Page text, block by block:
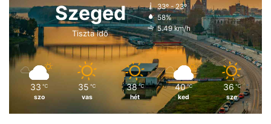
Szeged
Tiszta idő
33º - 23º
58%
5.49 km/h
33 ℃
szo
35 ℃
vas
38 ℃
hét
40 ℃
ked
36 ℃
sze